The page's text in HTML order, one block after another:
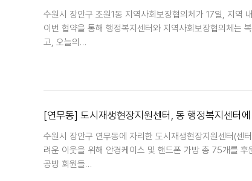
수원시 장안구 조원1동 지역사회보장협의체가 17일, 지역
이번 협약을 통해 행정복지센터와 지역사회보장협의체는
고, 오늘의…
[연무동] 도시재생현장지원센터, 동 행정복지센터
수원시 장안구 연무동에 자리한 도시재생현장지원센터(센
려운 이웃을 위해 안경케이스 및 핸드폰 가방 총 75개를
공방 회원들…